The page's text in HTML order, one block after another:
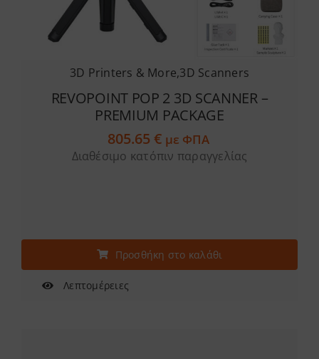
3D Printers & More,3D Scanners
REVOPOINT POP 2 3D SCANNER –
PREMIUM PACKAGE
805.65€ με ΦΠΑ
Διαθέσιμο κατόπιν παραγγελίας
Προσθήκη στο καλάθι
Λεπτομέρειες